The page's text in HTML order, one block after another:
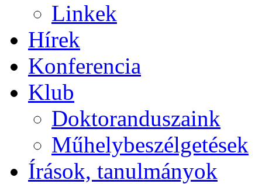
Linkek
Hírek
Konferencia
Klub
Doktoranduszaink
Műhelybeszélgetések
Írások, tanulmányok